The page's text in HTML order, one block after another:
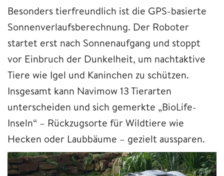
Besonders tierfreundlich ist die GPS-basierte
Sonnenverlaufsberechnung. Der Roboter
startet erst nach Sonnenaufgang und stoppt
vor Einbruch der Dunkelheit, um nachtaktive
Tiere wie Igel und Kaninchen zu schützen.
Insgesamt kann Navimow 13 Tierarten
unterscheiden und sich gemerkte „BioLife-
Inseln“ – Rückzugsorte für Wildtiere wie
Hecken oder Laubbäume – gezielt aussparen.